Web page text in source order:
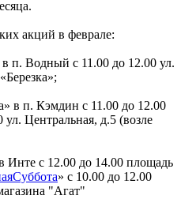
акций в феврале:
в п. Водный с 11.00 до 12.00 ул.
в п. Кэмдин с 11.00 до 12.00
Центральная, д.5 (возле
Инте с 12.00 до 14.00 площадь
» с 10.00 до 12.00
"Агат"